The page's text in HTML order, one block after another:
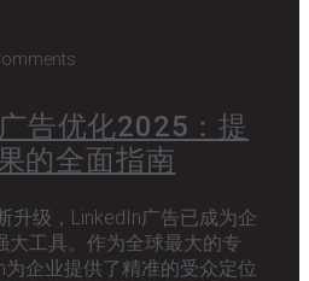
告优化2025：提
的全面指南
升级，LinkedIn广告已成为企
大工具。作为全球最大的专
企业提供了精准的受众定位